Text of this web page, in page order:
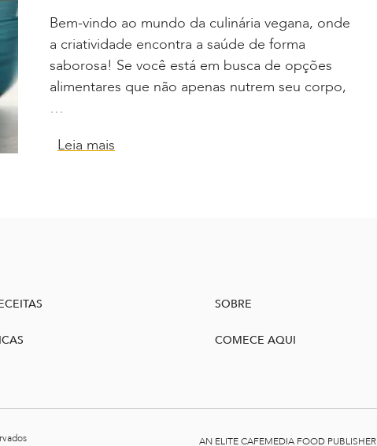
Bem-vindo ao mundo da culinária vegana, onde
a criatividade encontra a saúde de forma
saborosa! Se você está em busca de opções
alimentares que não apenas nutrem seu corpo,
…
Leia mais
SOBRE
COMECE AQUI
AN ELITE CAFEMEDIA FOOD PUBLISHER